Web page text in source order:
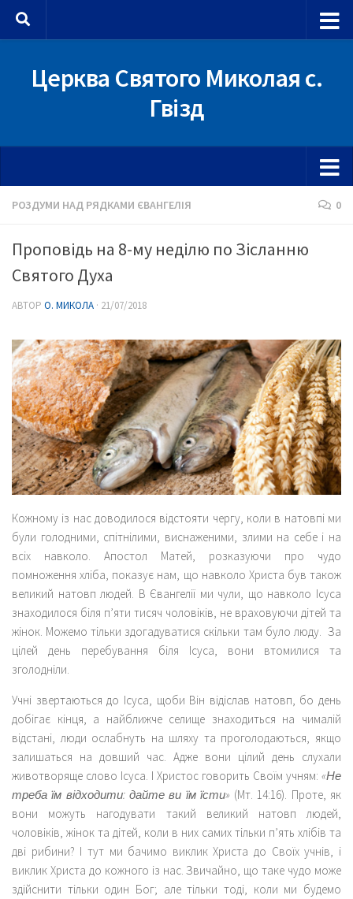
Skip to content
Церква Святого Миколая с.
Гвізд
РОЗДУМИ НАД РЯДКАМИ ЄВАНГЕЛІЯ 0
Проповідь на 8-му неділю по Зісланню
Святого Духа
АВТОР О. МИКОЛА · 21/07/2018
Кожному із нас доводилося відстояти чергу, коли в натовпі ми
були голодними, спітнілими, виснаженими, злими на себе і на
всіх навколо. Апостол Матей, розказуючи про чудо
помноження хліба, показує нам, що навколо Христа був також
великий натовп людей. В Євангелії ми чули, що навколо Ісуса
знаходилося біля п’яти тисяч чоловіків, не враховуючи дітей та
жінок. Можемо тільки здогадуватися скільки там було люду. За
цілей день перебування біля Ісуса, вони втомилися та
зголодніли.
Учні звертаються до Ісуса, щоби Він відіслав натовп, бо день
добігає кінця, а найближче селище знаходиться на чималій
відстані, люди ослабнуть на шляху та проголодаються, якщо
залишаться на довший час. Адже вони цілий день слухали
животворяще слово Ісуса. І Христос говорить Своїм учням: «Не
треба їм відходити: дайте ви їм їсти» (Мт. 14:16). Проте, як
вони можуть нагодувати такий великий натовп людей,
чоловіків, жінок та дітей, коли в них самих тільки п’ять хлібів та
дві рибини? І тут ми бачимо виклик Христа до Своїх учнів, і
виклик Христа до кожного із нас. Звичайно, що таке чудо може
здійснити тільки один Бог; але тільки тоді, коли ми будемо